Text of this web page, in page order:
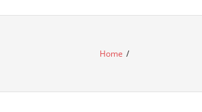
Home /